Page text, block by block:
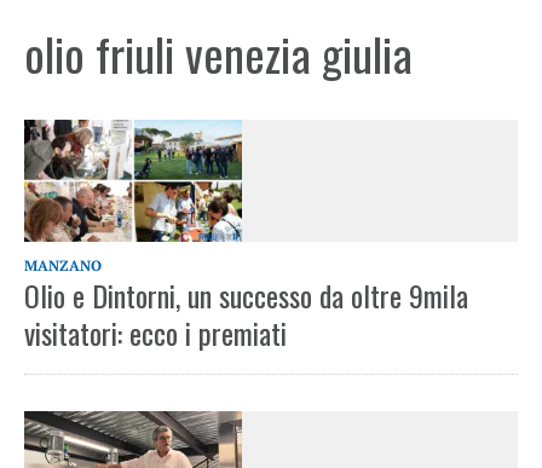
olio friuli venezia giulia
MANZANO
Olio e Dintorni, un successo da oltre 9mila
visitatori: ecco i premiati